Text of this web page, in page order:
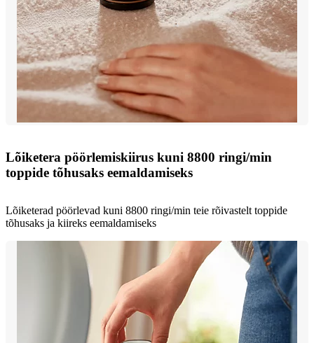
Lõiketera pöörlemiskiirus kuni 8800 ringi/min
toppide tõhusaks eemaldamiseks
Lõiketerad pöörlevad kuni 8800 ringi/min teie rõivastelt toppide
tõhusaks ja kiireks eemaldamiseks